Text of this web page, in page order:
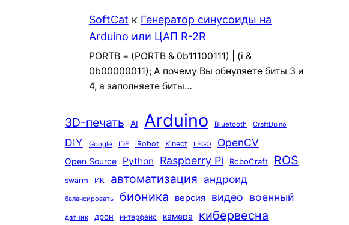
SoftCat к Генератор синусоиды на
Arduino или ЦАП R-2R
PORTB = (PORTB & 0b11100111) | (i &
0b00000011); А почему Вы обнуляете биты 3 и
4, а заполняете биты…
3D-печать AI Arduino Bluetooth CraftDuino
DIY Google IDE iRobot Kinect LEGO OpenCV
Open Source Python Raspberry Pi RoboCraft ROS
swarm ИК автоматизация андроид
балансировать бионика версия видео военный
датчик дрон интерфейс камера кибервесна